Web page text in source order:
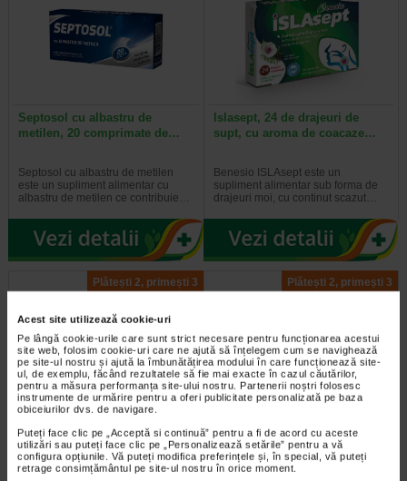
Acest site utilizează cookie-uri
Pe lângă cookie-urile care sunt strict necesare pentru funcționarea acestui
site web, folosim cookie-uri care ne ajută să înțelegem cum se navighează
pe site-ul nostru și ajută la îmbunătățirea modului în care funcționează site-
ul, de exemplu, făcând rezultatele să fie mai exacte în cazul căutărilor,
pentru a măsura performanța site-ului nostru. Partenerii noștri folosesc
instrumente de urmărire pentru a oferi publicitate personalizată pe baza
obiceiurilor dvs. de navigare.
Puteți face clic pe „Acceptă si continuă” pentru a fi de acord cu aceste
utilizări sau puteți face clic pe „Personalizează setările” pentru a vă
configura opțiunile. Vă puteți modifica preferințele și, în special, vă puteți
retrage consimțământul pe site-ul nostru în orice moment.
Septosol cu albastru de
metilen, 20 comprimate de…
Septosol cu albastru de metilen
este un supliment alimentar cu
albastru de metilen ce contribuie…
Islasept, 24 de drajeuri de
supt, cu aroma de coacaze…
Benesio ISLAsept este un
supliment alimentar sub forma de
drajeuri moi, cu continut scazut…
Plătești 2, primești 3
Septocalmin propolis si lemn
dulce, 24 drajeuri de supt…
Naturalis Septocalmin Propolis si
Plătești 2, primești 3
ml, Benesio
TONICO Junior este un supliment